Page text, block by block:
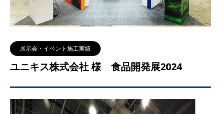
展示会・イベント施工実績
ユニキス株式会社 様 食品開発展2024